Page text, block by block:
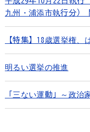
九州・浦添市執行分
【特集】18歳選挙権、
明るい選挙の推進
「三ない運動」～政治